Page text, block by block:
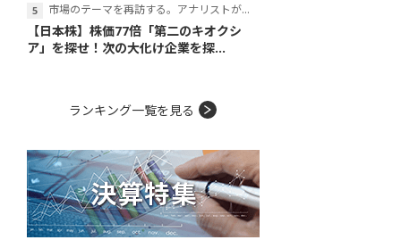
市場のテーマを再訪する。アナリストが読み解くテーマの本質
【日本株】株価77倍「第二のキオクシ
ア」を探せ！次の大化け企業を探...
ランキング一覧を見る